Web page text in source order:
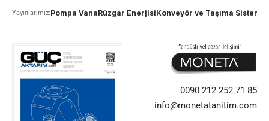
Yayınlarımız:Pompa VanaRüzgar EnerjisiKonveyör ve Taşıma
0090 212 252 71 85
info@monetatanitim.com